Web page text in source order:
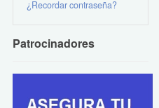
¿Recordar contraseña?
Patrocinadores